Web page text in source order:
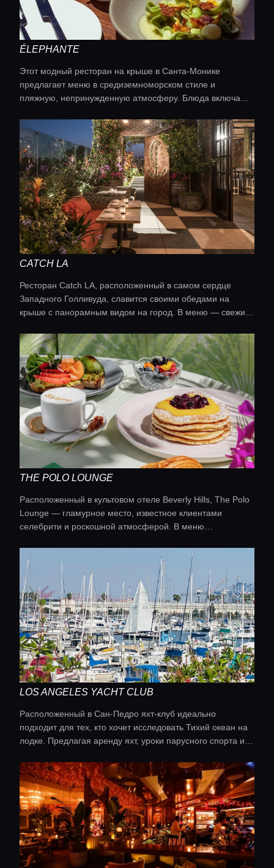
Консьерж сервис
Lifestyle журнал
ÉLEPHANTE
Этот модный ресторан на крыше в Санта-Монике
предлагает меню в средиземноморском стиле и
пляжную, непринужденную атмосферу. Блюда включают
морепродукты, а также потрясающий вид на океан и
шикарный декор. Кухня: Средиземноморская
CATCH LA
Ресторан Catch LA, расположенный в самом сердце
Западного Голливуда, славится своими обедами на
крыше с панорамным видом на город. В меню — свежие
креативные коктейли. Кухня: Морепродукты
THE POLO LOUNGE
Расположенный в культовом отеле Beverly Hills, The Polo
Lounge — гламурное место, известное клиентами
селебрити и роскошной атмосферой. В меню
высокую кухню, и все это на фоне пышной зелени и
живой фортепианной музыки. Кухня: Американская
LOS ANGELES YACHT CLUB
Расположенный в Сан-Педро яхт-клуб идеально
подходит для тех, кто хочет исследовать Тихий океан на
лодке. Предлагая аренду яхт, уроки парусного спорта и
морской отдых для членов клуба и посетителей.